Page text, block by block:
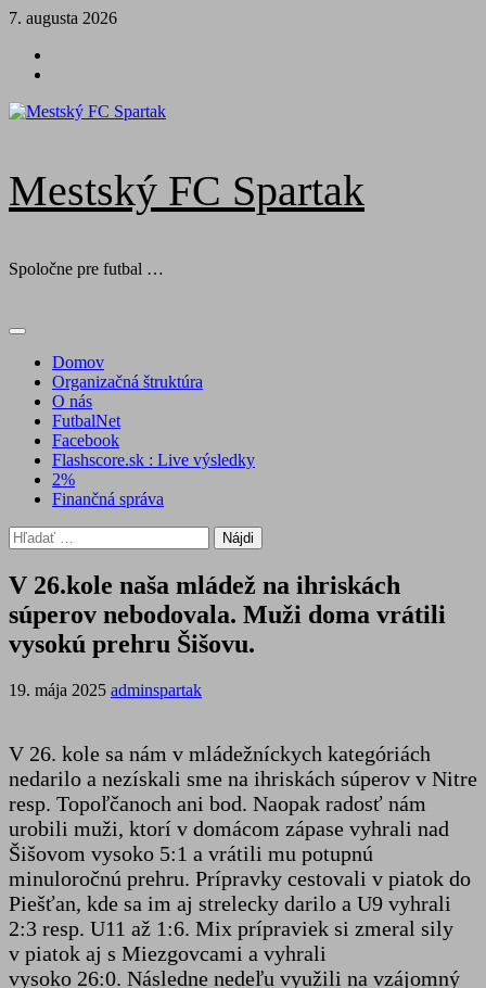
Skip
content
7. augusta 2026
Mestský FC Spartak
Spoločne pre futbal …
Primary
Domov
Organizačná štruktúra
O nás
FutbalNet
Facebook
Flashscore.sk : Live výsledky
2%
Finančná správa
Hľadať:
V 26.kole naša mládež na ihriskách
súperov nebodovala. Muži doma vrátili
vysokú prehru Šišovu.
19. mája 2025 adminspartak
V 26. kole sa nám v mládežníckych kategóriách
nedarilo a nezískali sme na ihriskách súperov v Nitre
resp. Topoľčanoch ani bod. Naopak radosť nám
urobili muži, ktorí v domácom zápase vyhrali nad
Šišovom vysoko 5:1 a vrátili mu potupnú
minuloročnú prehru. Prípravky cestovali v piatok do
Piešťan, kde sa im aj strelecky darilo a U9 vyhrali
2:3 resp. U11 až 1:6. Mix prípraviek si zmeral sily
v piatok aj s Miezgovcami a vyhrali
vysoko 26:0. Následne nedeľu využili na vzájomný